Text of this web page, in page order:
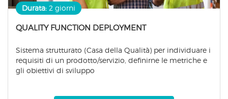
Durata: 2 giorni
QUALITY FUNCTION DEPLOYMENT
Sistema strutturato (Casa della Qualità) per individuare i
requisiti di un prodotto/servizio, definirne le metriche e
gli obiettivi di sviluppo